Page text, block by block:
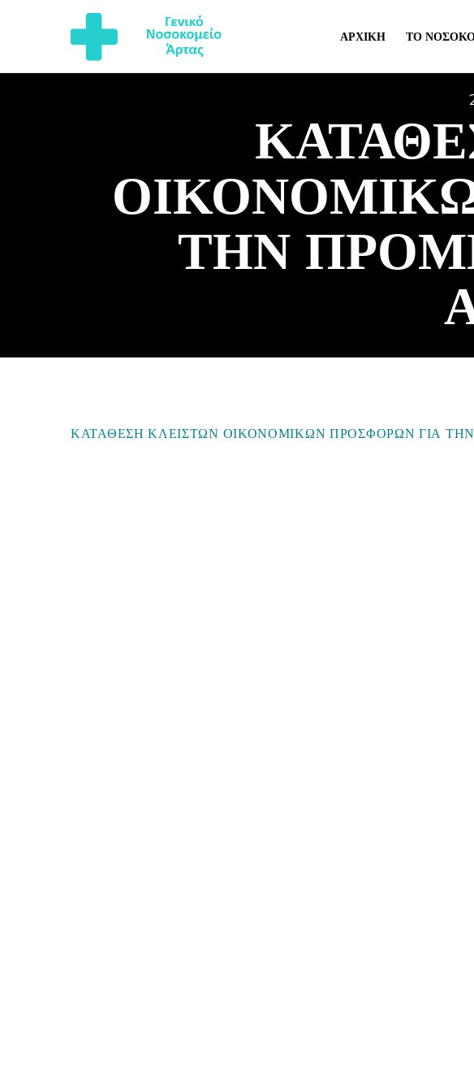
ΑΡΧΙΚΉ ΤΟ
ΤΗΝ
ΚΑΤΑΘΕΣΗ ΚΛΕΙΣΤΩΝ ΟΙΚΟΝΟΜΙΚΩΝ ΠΡΟΣΦΟΡΩΝ ΓΙΑ